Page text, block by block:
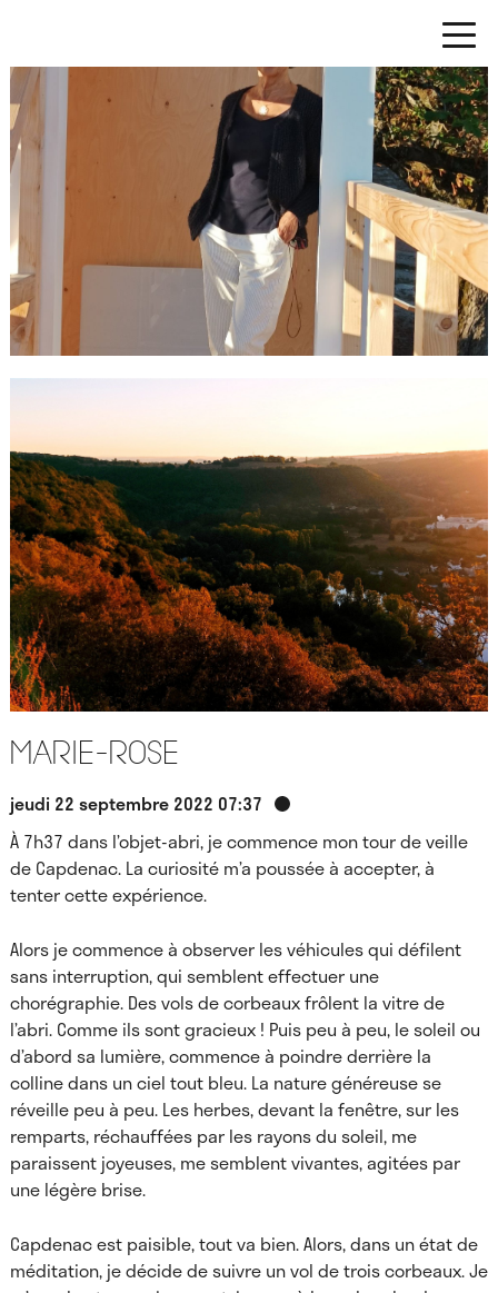
Marie-Rose
jeudi 22 septembre 2022 07:37
À 7h37 dans l’objet-abri, je commence mon tour de veille
de Capdenac. La curiosité m’a poussée à accepter, à
tenter cette expérience.
Alors je commence à observer les véhicules qui défilent
sans interruption, qui semblent effectuer une
chorégraphie. Des vols de corbeaux frôlent la vitre de
l’abri. Comme ils sont gracieux ! Puis peu à peu, le soleil ou
d’abord sa lumière, commence à poindre derrière la
colline dans un ciel tout bleu. La nature généreuse se
réveille peu à peu. Les herbes, devant la fenêtre, sur les
remparts, réchauffées par les rayons du soleil, me
paraissent joyeuses, me semblent vivantes, agitées par
une légère brise.
Capdenac est paisible, tout va bien. Alors, dans un état de
méditation, je décide de suivre un vol de trois corbeaux. Je